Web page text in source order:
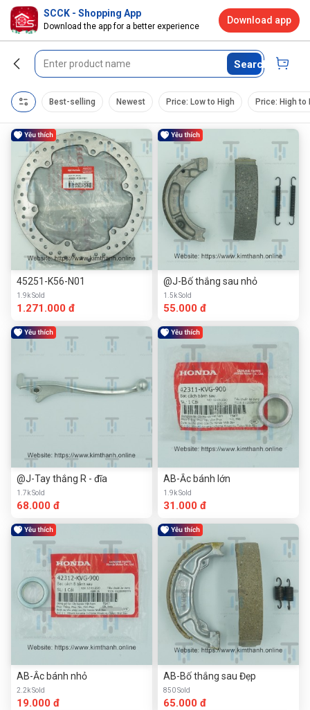
Search
Best-selling Newest Price: Low to High Price: High to
45251-K56-N01
1.9k Sold
1.271.000 đ
@J-Tay thắng R - đĩa
1.7k Sold
68.000 đ
AB-Ắc bánh nhỏ
2.2k Sold
19.000 đ
@J-Bố thắng sau nhỏ
1.5k Sold
55.000 đ
AB-Ắc bánh lớn
1.9k Sold
31.000 đ
AB-Bố thắng sau Đẹp
850 Sold
65.000 đ
SCCK - Shopping App
Download the app for a better experience
Download app